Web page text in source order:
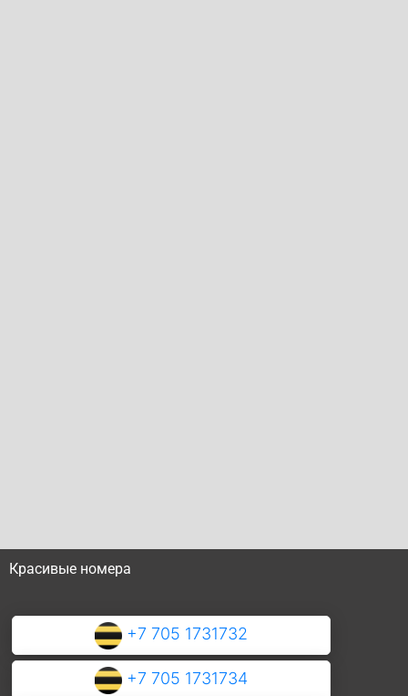
Красивые номера
+7 705 1731732
+7 705 1731734